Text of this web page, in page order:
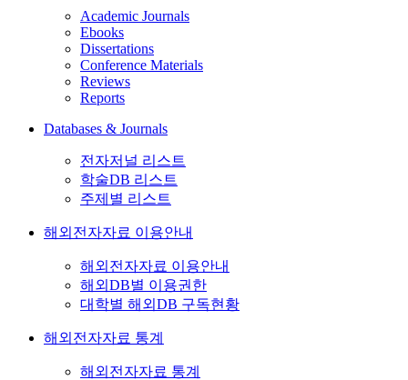
Academic Journals
Ebooks
Dissertations
Conference Materials
Reviews
Reports
Databases & Journals
전자저널 리스트
학술DB 리스트
주제별 리스트
해외전자자료 이용안내
해외전자자료 이용안내
해외DB별 이용권한
대학별 해외DB 구독현황
해외전자자료 통계
해외전자자료 통계